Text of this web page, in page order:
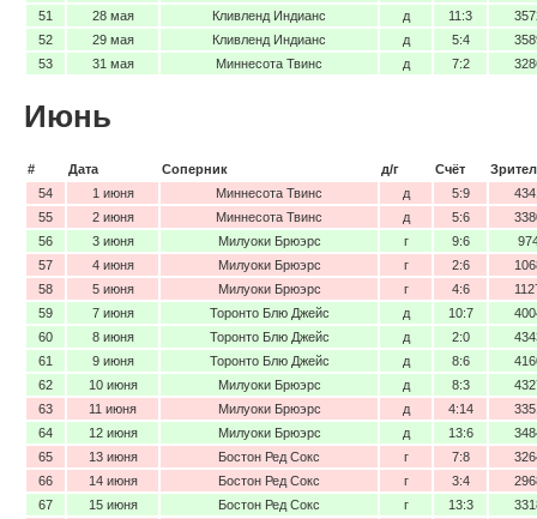
51
28 мая Кливленд Индианс д 11:3
52
29 мая Кливленд Индианс д 5:4
53
31 мая Миннесота Твинс д 7:2
Июнь
# Дата Соперник д/г Счёт
54
1 июня Миннесота Твинс д 5:9
55
2 июня Миннесота Твинс д 5:6
56
3 июня Милуоки Брюэрс г 9:6
57
4 июня Милуоки Брюэрс г 2:6
58
5 июня Милуоки Брюэрс г 4:6
59
7 июня Торонто Блю Джейс д 10:7
60
8 июня Торонто Блю Джейс д 2:0
61
9 июня Торонто Блю Джейс д 8:6
62
10 июня Милуоки Брюэрс д 8:3
63
11 июня Милуоки Брюэрс д 4:14
64
12 июня Милуоки Брюэрс д 13:6
65
13 июня Бостон Ред Сокс г 7:8
66
14 июня Бостон Ред Сокс г 3:4
67
15 июня Бостон Ред Сокс г 13:3